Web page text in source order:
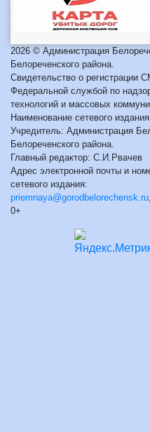
2026 © Администрация
Белореченского района.
Свидетельство о
Федеральной службой по
технологий и массовых
Наименование сетевого
Учредитель: Администрация
Белореченского района.
Главный редактор: С.И.Рвачев
Адрес электронной почты и
сетевого издания:
priemnaya@gorodbelorechensk.ru
0+